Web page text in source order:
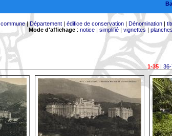
commune|Département| édifice de conservation| Dénomination|
Mode d'affichage: notice| simplifié| vignettes |
1-35|